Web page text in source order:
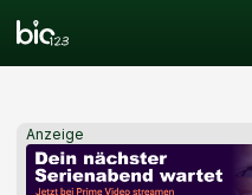
Anzeige